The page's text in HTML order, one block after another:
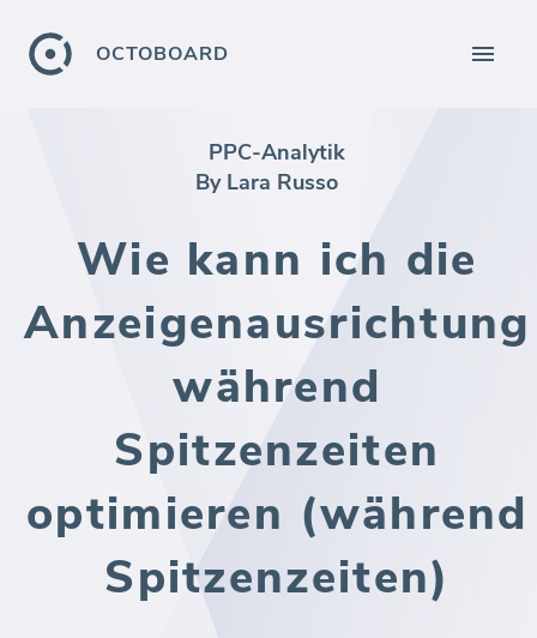
OCTOBOARD
PPC-Analytik
By Lara Russo
Wie kann ich die
Anzeigenausrichtung
während
Spitzenzeiten
optimieren (während
Spitzenzeiten)